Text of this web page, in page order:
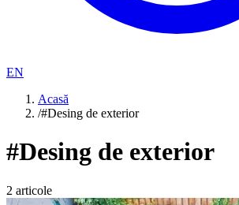
EN
Acasă
/#Desing de exterior
#Desing de exterior
2 articole